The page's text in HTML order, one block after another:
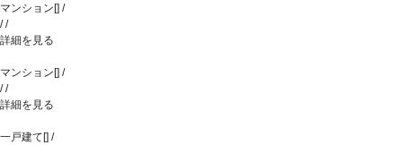
マンション[] /
//
詳細を見る
マンション[] /
//
詳細を見る
一戸建て[] /